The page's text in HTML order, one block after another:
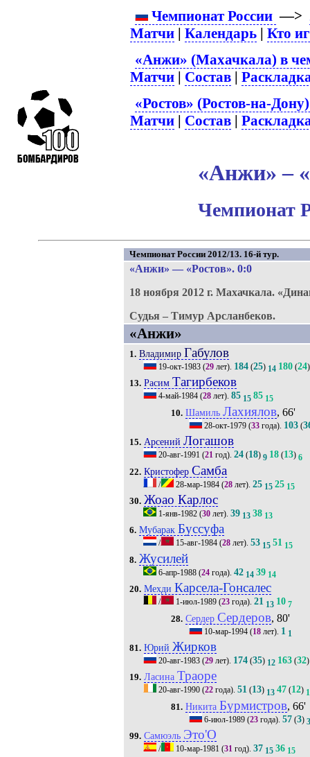
Чемпионат России —>
Матчи |Календарь |Кто
«Анжи» (Махачкала) в
Матчи | Состав |
«Ростов» (Ростов-на-
Матчи | Состав |
«Анжи» –
Чемпионат
Чемпионат России 2012/13. 16-й тур.
«Анжи» — «Ростов». 0:0
18 ноября 2012 г. Махачкала.
Судья – Тимур Арсланбеков.
«Анжи»
1. Владимир Габулов
19-окт-1983(29лет). 184(25) 14 180(24)
13. Расим Тагирбеков
4-май-1984(28лет). 85 15 85 15
10. Шамиль Лахиялов, 66'
28-окт-1979 (33 года). 103 (
15. Арсений Логашов
20-авг-1991 (21год). 24(18) 9 18(13) 6
22. Кристофер Самба
/ 28-мар-1984(28лет). 25 15 25 15
30. Жоао Карлос
1-янв-1982(30лет). 39 13 38 13
6. Мубарак Буссуфа
/ 15-авг-1984(28лет). 53 15 51 15
8. Жусилей
6-апр-1988(24года). 42 14 39 14
20. Мехди Карсела-Гонсалес
/ 1-июл-1989(23года). 21 13 10 7
28. Сердер Сердеров, 80'
10-мар-1994 (18 лет). 1 1
81. Юрий Жирков
20-авг-1983(29лет). 174(35) 12 163(32)
19. Ласина Траоре
20-авг-1990(22года). 51(13) 13 47(12)
81. Никита Бурмистров, 66'
6-июл-1989 (23 года).57 (3)
99. Самюэль Это'O
/ 10-мар-1981 (31год). 37 15 36 15